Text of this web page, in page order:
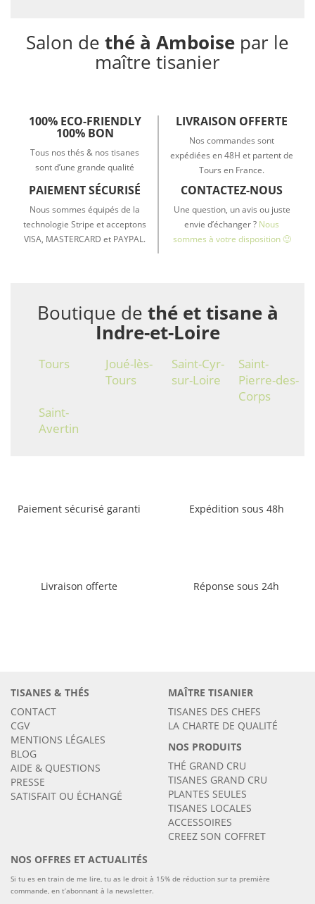
Salon de thé à Amboise par le
maître tisanier
100% ECO-FRIENDLY
100% BON
Tous nos thés & nos tisanes
sont d’une grande qualité
LIVRAISON OFFERTE
Nos commandes sont
expédiées en 48H et partent de
Tours en France.
PAIEMENT SÉCURISÉ
Nous sommes équipés de la
technologie Stripe et acceptons
VISA, MASTERCARD et PAYPAL.
CONTACTEZ-NOUS
Une question, un avis ou juste
envie d’échanger ? Nous
sommes à votre disposition 🙂
Boutique de thé et tisane à
Indre-et-Loire
Tours
Joué-lès-
Tours
Saint-Cyr-
sur-Loire
Saint-
Pierre-des-
Corps
Saint-
Avertin
Paiement sécurisé garanti Expédition sous 48h
Livraison offerte Réponse sous 24h
TISANES & THÉS
CONTACT
CGV
MENTIONS LÉGALES
BLOG
AIDE & QUESTIONS
PRESSE
SATISFAIT OU ÉCHANGÉ
MAÎTRE TISANIER
TISANES DES CHEFS
LA CHARTE DE QUALITÉ
NOS PRODUITS
THÉ GRAND CRU
TISANES GRAND CRU
PLANTES SEULES
TISANES LOCALES
ACCESSOIRES
CREEZ SON COFFRET
NOS OFFRES ET ACTUALITÉS
Si tu es en train de me lire, tu as le droit à 15% de réduction sur ta première
commande, en t’abonnant à la newsletter.